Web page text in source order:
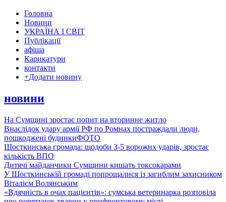
Головна
Новини
УКРАЇНА І СВІТ
Публікації
афіша
Карикатури
контакти
+Додати новину
новини
На Сумщині зростає попит на вторинне житло
Внаслідок удару армії РФ по Ромнах постраждали люди,
пошкоджені будинкиФОТО
Шосткинська громада: щодоби 3-5 ворожих ударів, зростає
кількість ВПО
Дитячі майданчики Сумщини кишать токсокарами
У Шосткинській громаді попрощалися із загиблим захисником
Віталієм Волянським
«Вдячність в очах пацієнтів»: сумська ветеринарка розповіла